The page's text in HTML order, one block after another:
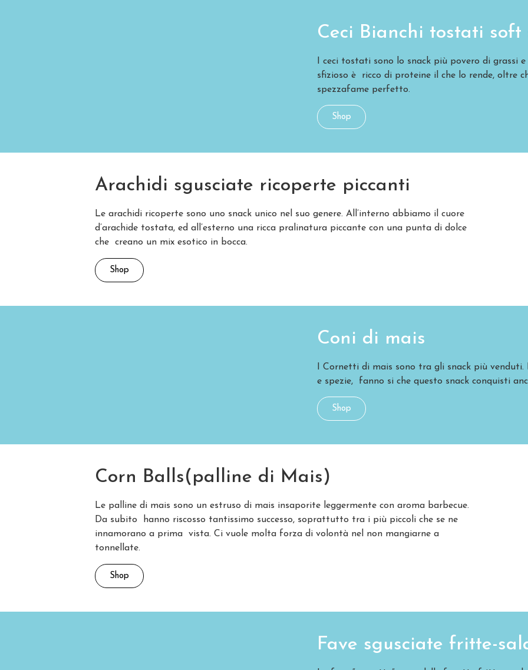
Ceci Bianchi tostati soft
I ceci tostati sono lo snack più povero di grassi
sfizioso è ricco di proteine il che lo rende, oltre
spezzafame perfetto.
Shop
Arachidi sgusciate ricoperte piccanti
Le arachidi ricoperte sono uno snack unico nel suo genere. All’interno abbiamo il cuore
d’arachide tostata, ed all’esterno una ricca pralinatura piccante con una punta di dolce
che creano un mix esotico in bocca.
Shop
Coni di mais
I Cornetti di mais sono tra gli snack più
e spezie, fanno si che questo snack conquisti
Shop
Corn Balls(palline di Mais)
Le palline di mais sono un estruso di mais insaporite leggermente con aroma barbecue.
Da subito hanno riscosso tantissimo successo, soprattutto tra i più piccoli che se ne
innamorano a prima vista. Ci vuole molta forza di volontà nel non mangiarne a
tonnellate.
Shop
Fave sgusciate fritte-